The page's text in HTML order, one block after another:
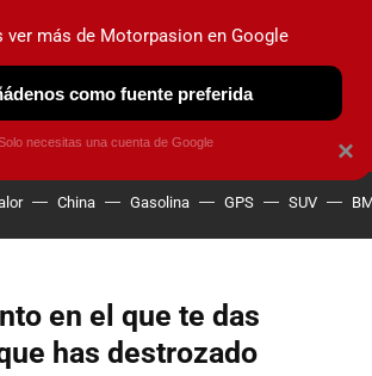
ELÉCTRICOS OBSERVATORIO
China Gasolina GPS SUV
en el que te das
has destrozado
×
ver más de Motorpasion en Google
como fuente preferida
necesitas una cuenta de Google